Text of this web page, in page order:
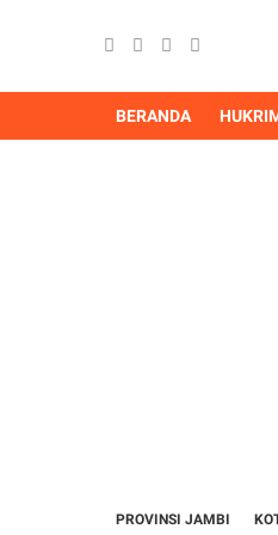
BERANDA
PROVINSI JAMBI